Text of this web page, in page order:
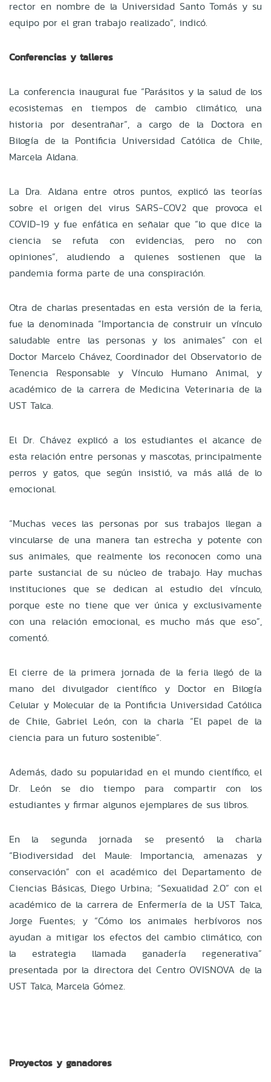
rector en nombre de la Universidad Santo Tomás y su
equipo por el gran trabajo realizado”, indicó.
Conferencias y talleres
La conferencia inaugural fue “Parásitos y la salud de los
ecosistemas en tiempos de cambio climático, una
historia por desentrañar”, a cargo de la Doctora en
Bilogía de la Pontificia Universidad Católica de Chile,
Marcela Aldana.
La Dra. Aldana entre otros puntos, explicó las teorías
sobre el origen del virus SARS-COV2 que provoca el
COVID-19 y fue enfática en señalar que “lo que dice la
ciencia se refuta con evidencias, pero no con
opiniones”, aludiendo a quienes sostienen que la
pandemia forma parte de una conspiración.
Otra de charlas presentadas en esta versión de la feria,
fue la denominada “Importancia de construir un vínculo
saludable entre las personas y los animales” con el
Doctor Marcelo Chávez, Coordinador del Observatorio de
Tenencia Responsable y Vínculo Humano Animal, y
académico de la carrera de Medicina Veterinaria de la
UST Talca.
El Dr. Chávez explicó a los estudiantes el alcance de
esta relación entre personas y mascotas, principalmente
perros y gatos, que según insistió, va más allá de lo
emocional.
“Muchas veces las personas por sus trabajos llegan a
vincularse de una manera tan estrecha y potente con
sus animales, que realmente los reconocen como una
parte sustancial de su núcleo de trabajo. Hay muchas
instituciones que se dedican al estudio del vínculo,
porque este no tiene que ver única y exclusivamente
con una relación emocional, es mucho más que eso”,
comentó.
El cierre de la primera jornada de la feria llegó de la
mano del divulgador científico y Doctor en Bilogía
Celular y Molecular de la Pontificia Universidad Católica
de Chile, Gabriel León, con la charla “El papel de la
ciencia para un futuro sostenible”.
Además, dado su popularidad en el mundo científico, el
Dr. León se dio tiempo para compartir con los
estudiantes y firmar algunos ejemplares de sus libros.
En la segunda jornada se presentó la charla
“Biodiversidad del Maule: Importancia, amenazas y
conservación” con el académico del Departamento de
Ciencias Básicas, Diego Urbina; “Sexualidad 2.0” con el
académico de la carrera de Enfermería de la UST Talca,
Jorge Fuentes; y “Cómo los animales herbívoros nos
ayudan a mitigar los efectos del cambio climático, con
la estrategia llamada ganadería regenerativa”
presentada por la directora del Centro OVISNOVA de la
UST Talca, Marcela Gómez.
Proyectos y ganadores